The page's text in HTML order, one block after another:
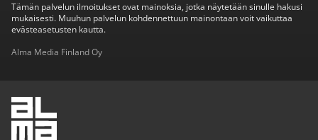
Tämän palvelun ilmoitukset ovat mainoksia, jotka näytetään sinulle hakusi
mukaisesti. Muuhun palvelun kohdennettuun mainontaan voit vaikuttaa
evästeasetusten kautta.
Alma Media Finland Oy